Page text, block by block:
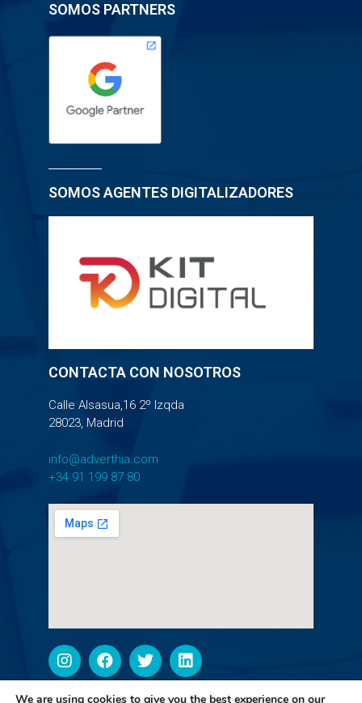
SOMOS PARTNERS
SOMOS AGENTES DIGITALIZADORES
CONTACTA CON NOSOTROS
Calle Alsasua,16 2º Izqda
28023, Madrid
info@adverthia.com
+34 91 199 87 80
We are using cookies to give you the best experience on our